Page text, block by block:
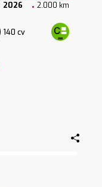
2026 2.000 km
140 cv